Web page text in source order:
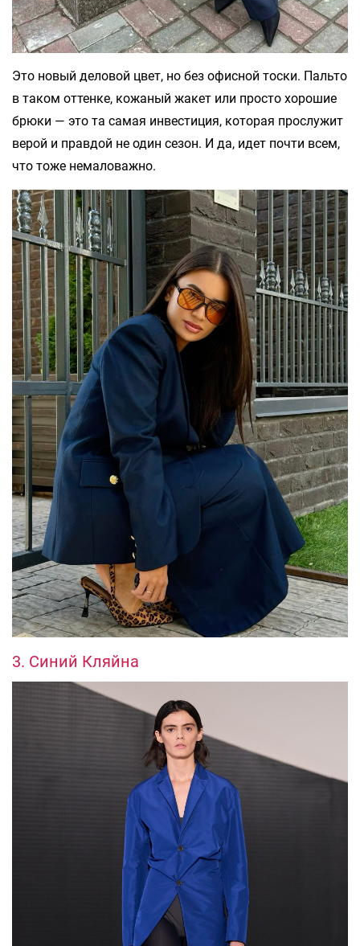
Это новый деловой цвет, но без офисной тоски. Пальто
в таком оттенке, кожаный жакет или просто хорошие
брюки — это та самая инвестиция, которая прослужит
верой и правдой не один сезон. И да, идет почти всем,
что тоже немаловажно.
3. Синий Кляйна